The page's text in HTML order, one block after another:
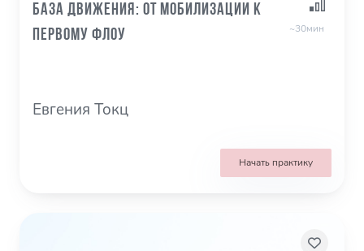
База движения: от мобилизации к
первому флоу
~30мин
Евгения Токц
Начать практику